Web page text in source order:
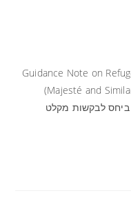
Guidance Note on
Majesté and Similar Criminal Offences September 2015)
ביחס לבקשות מקלט